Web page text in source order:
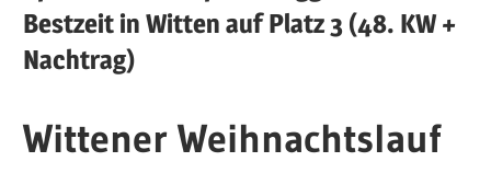
Bestzeit in Witten auf Platz 3 (48. KW +
Nachtrag)
Wittener Weihnachtslauf